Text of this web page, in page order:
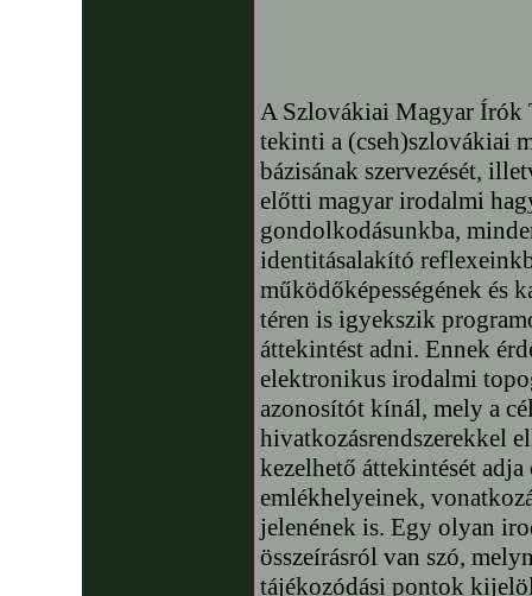
A Szlovákiai Magyar Írók
tekinti a (cseh)szlovákiai
bázisának szervezését,
előtti magyar irodalmi
gondolkodásunkba,
identitásalakító
működőképességének és
téren is igyekszik
áttekintést adni. Ennek
elektronikus irodalmi
azonosítót kínál, mely a
hivatkozásrendszerekkel
kezelhető áttekintését
emlékhelyeinek,
jelenének is. Egy olyan
összeírásról van szó,
tájékozódási pontok